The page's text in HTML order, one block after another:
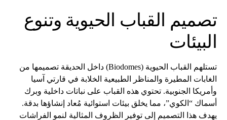
تصميم القباب الحيوية وتنوع
البيئات
تستلهم القباب الحيوية (Biodomes) داخل الحديقة تصميمها من
الغابات المطيرة والمناظر الطبيعية الخلابة في قارتي آسيا
وأمريكا الجنوبية. تحتوي هذه القباب على نباتات داخلية وبرك
أسماك “الكوي”، مما يخلق بيئات استوائية مُعاد إنشاؤها بدقة.
يهدف هذا التصميم إلى توفير الظروف المثالية لنمو الفراشات